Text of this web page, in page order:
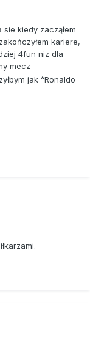
kiedy zacząłem
kariere,
4fun niz dla
mecz
jak ^Ronaldo